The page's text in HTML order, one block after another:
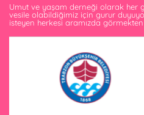
Umut ve yaşam derneği olarak her
vesile olabildiğimiz için gurur
isteyen herkesi aramızda